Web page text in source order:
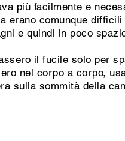
più facilmente e
erano comunque
e quindi in poco
il fucile solo per
nel corpo a corpo,
sulla sommità della